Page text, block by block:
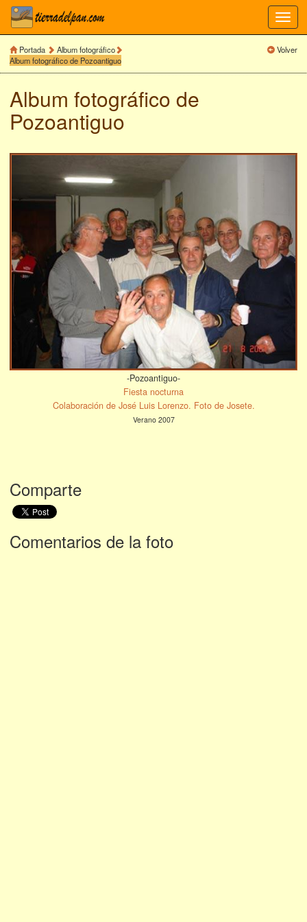
Portada
Album fotográfico
Album fotográfico de Pozoantiguo
Volver
Album fotográfico de
Pozoantiguo
-Pozoantiguo-
Fiesta nocturna
Colaboración de José Luis Lorenzo. Foto de Josete.
Verano 2007
Comparte
Comentarios de la foto